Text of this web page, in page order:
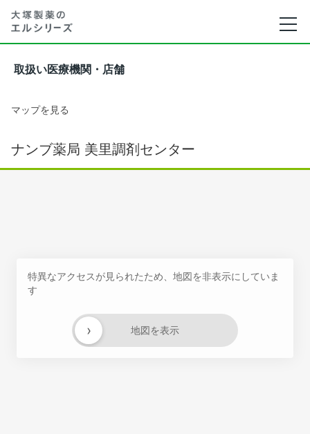
取扱い医療機関・店舗
マップを見る
ナンブ薬局 美里調剤センター
特異なアクセスが見られたため、地図を非表示にしていま
す
地図を表示
›